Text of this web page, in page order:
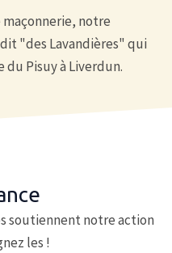
maçonnerie, notre
"des Lavandières" qui
du Pisuy à Liverdun.
soutiennent notre action
les !